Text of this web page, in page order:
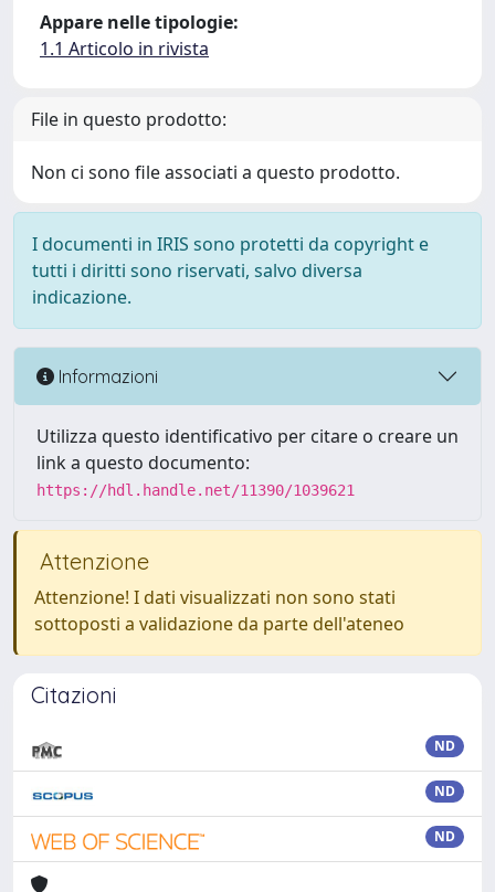
Appare nelle tipologie:
1.1 Articolo in rivista
File in questo prodotto:
Non ci sono file associati a questo prodotto.
I documenti in IRIS sono protetti da copyright e
tutti i diritti sono riservati, salvo diversa
indicazione.
Informazioni
Utilizza questo identificativo per citare o creare un
link a questo documento:
https://hdl.handle.net/11390/1039621
Attenzione
Attenzione! I dati visualizzati non sono stati
sottoposti a validazione da parte dell'ateneo
Citazioni
ND
ND
ND